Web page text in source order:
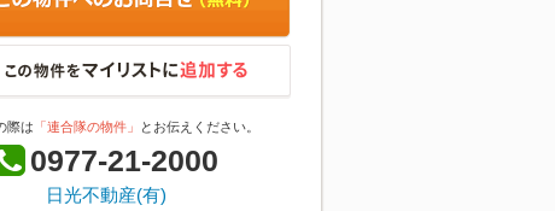
際は 「連合隊の物件」 とお伝えください。
0977-21-2000
日光不動産(有)